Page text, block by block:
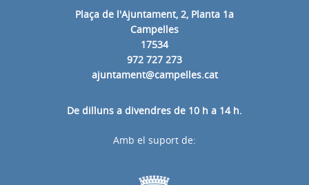
Plaça de l'Ajuntament, 2, Planta 1a
Campelles
17534
972 727 273
ajuntament@campelles.cat
De dilluns a divendres de 10 h a 14 h.
Amb el suport de: